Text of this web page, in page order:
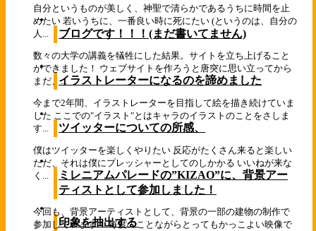
自分というものが美しく、神聖で清らかであるうちに時間を止
めたい 若いうちに、一番良い時に死にたい (というのは、自分の
人...
ブログです！！！(まだ書いてません)
数々の大学の講義を犠牲にした結果。サイトを立ち上げること
ができました！ ウェブサイトを作ろうと唐突に思い立ってから
まだ、...イラストレーターになるのを諦めました
今まで2年間、イラストレーターを目指して絵を描き続けていま
した ここでの"イラスト"とはキャラのイラストのことをさしま
す...
ツイッターについての所感、
僕はツイッターを楽しくやりたい 反応がたくさん来ると楽しい
ただ、それは僕にプレッシャーとしてのしかかる いいねが来な
く...
ミレニアムパレードの”KIZAO”に、背景アー
ティストとして参加しました！
今回も、背景アーティストとして、背景の一部の建物の制作で
参加しています！ 毎度のことながらとってもかっこよい映像で
印象を抽出する